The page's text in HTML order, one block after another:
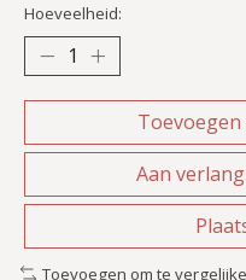
Hoeveelheid:
Aan
Toevoegen om te